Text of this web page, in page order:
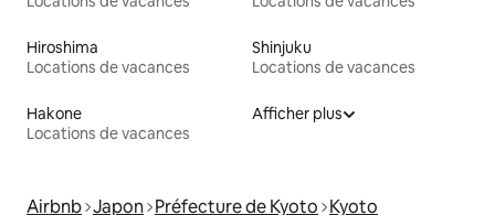
Hiroshima
Locations de vacances
Shinjuku
Locations de vacances
Hakone
Locations de vacances
Afficher plus
Airbnb Japon Préfecture de Kyoto Kyoto